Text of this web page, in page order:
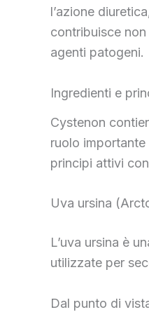
l’azione
contribuisce
agenti patogeni.
Ingredienti e
Cystenon
ruolo importante
principi attivi
Uva ursina
L’uva ursina è
utilizzate per
Dal punto di